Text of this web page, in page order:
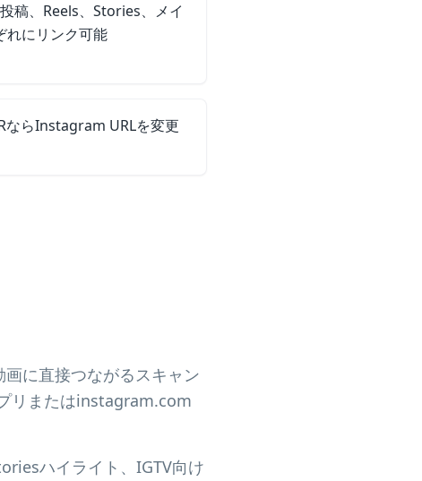
稿、Reels、Stories、メイ
れにリンク可能
らInstagram URLを変更
に直接つながるスキャン
リまたはinstagram.com
ハイライト、IGTV向け